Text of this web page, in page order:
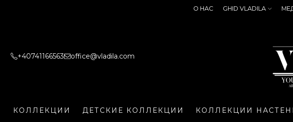
О НАС GHID VLADILA
+40741166563 office@vladila.com
КОЛЛЕКЦИИ ДЕТСКИЕ КОЛЛЕКЦИИ КОЛЛЕКЦИИ